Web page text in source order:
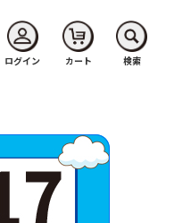
ログイン カート 検索